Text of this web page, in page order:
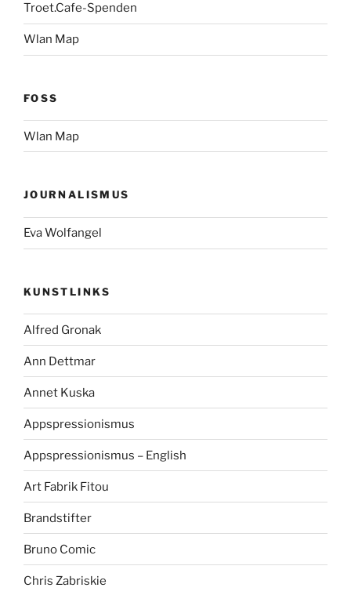
Troet.Cafe-Spenden
Wlan Map
FOSS
Wlan Map
JOURNALISMUS
Eva Wolfangel
KUNSTLINKS
Alfred Gronak
Ann Dettmar
Annet Kuska
Appspressionismus
Appspressionismus – English
Art Fabrik Fitou
Brandstifter
Bruno Comic
Chris Zabriskie